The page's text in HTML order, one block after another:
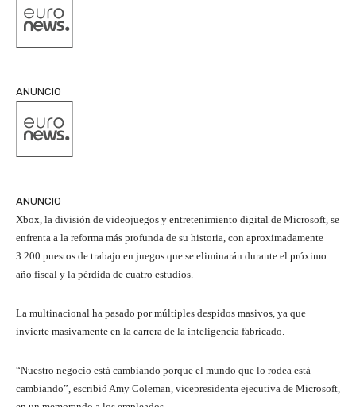
ANUNCIO
ANUNCIO
Xbox, la división de videojuegos y entretenimiento digital de Microsoft, se
enfrenta a la reforma más profunda de su historia, con aproximadamente
3.200 puestos de trabajo en juegos que se eliminarán durante el próximo
año fiscal y la pérdida de cuatro estudios.
La multinacional ha pasado por múltiples despidos masivos, ya que
invierte masivamente en la carrera de la inteligencia fabricado.
“Nuestro negocio está cambiando porque el mundo que lo rodea está
cambiando”, escribió Amy Coleman, vicepresidenta ejecutiva de Microsoft,